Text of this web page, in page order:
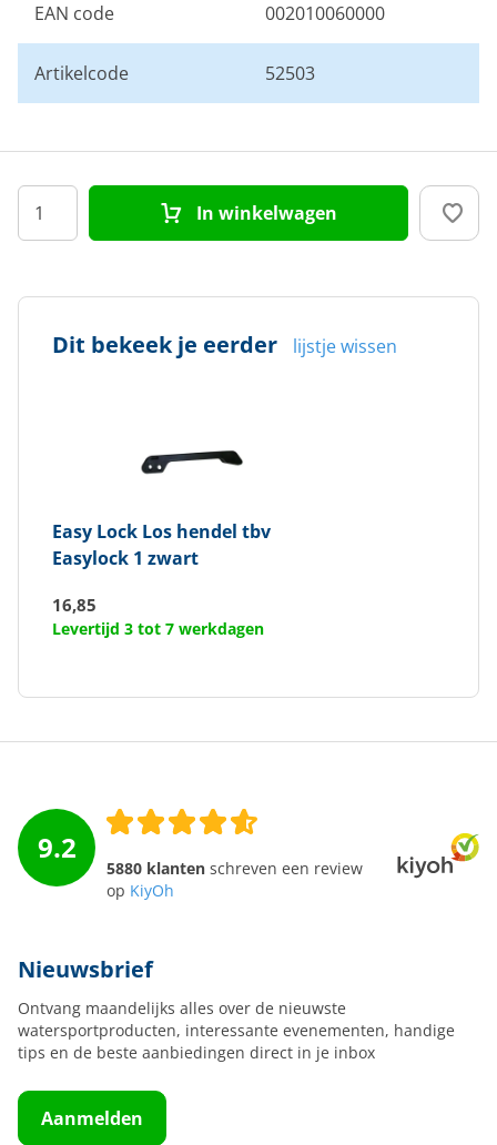
EAN code 002010060000
Artikelcode 52503
In winkelwagen
Dit bekeek je eerder lijstje wissen
Easy Lock Los hendel tbv
Easylock 1 zwart
16,85
Levertijd 3 tot 7 werkdagen
9.2
5880 klanten schreven een review
op KiyOh
Nieuwsbrief
Ontvang maandelijks alles over de nieuwste
watersportproducten, interessante evenementen, handige
tips en de beste aanbiedingen direct in je inbox
Aanmelden